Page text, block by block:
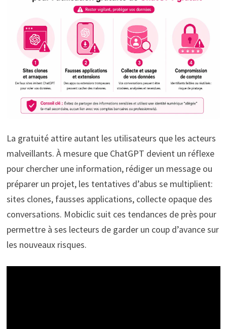
La gratuité attire autant les utilisateurs que les acteurs
malveillants. À mesure que ChatGPT devient un réflexe
pour chercher une information, rédiger un message ou
préparer un projet, les tentatives d’abus se multiplient:
sites clones, fausses applications, collecte opaque des
conversations. Mobiclic suit ces tendances de près pour
permettre à ses lecteurs de garder un coup d’avance sur
les nouveaux risques.